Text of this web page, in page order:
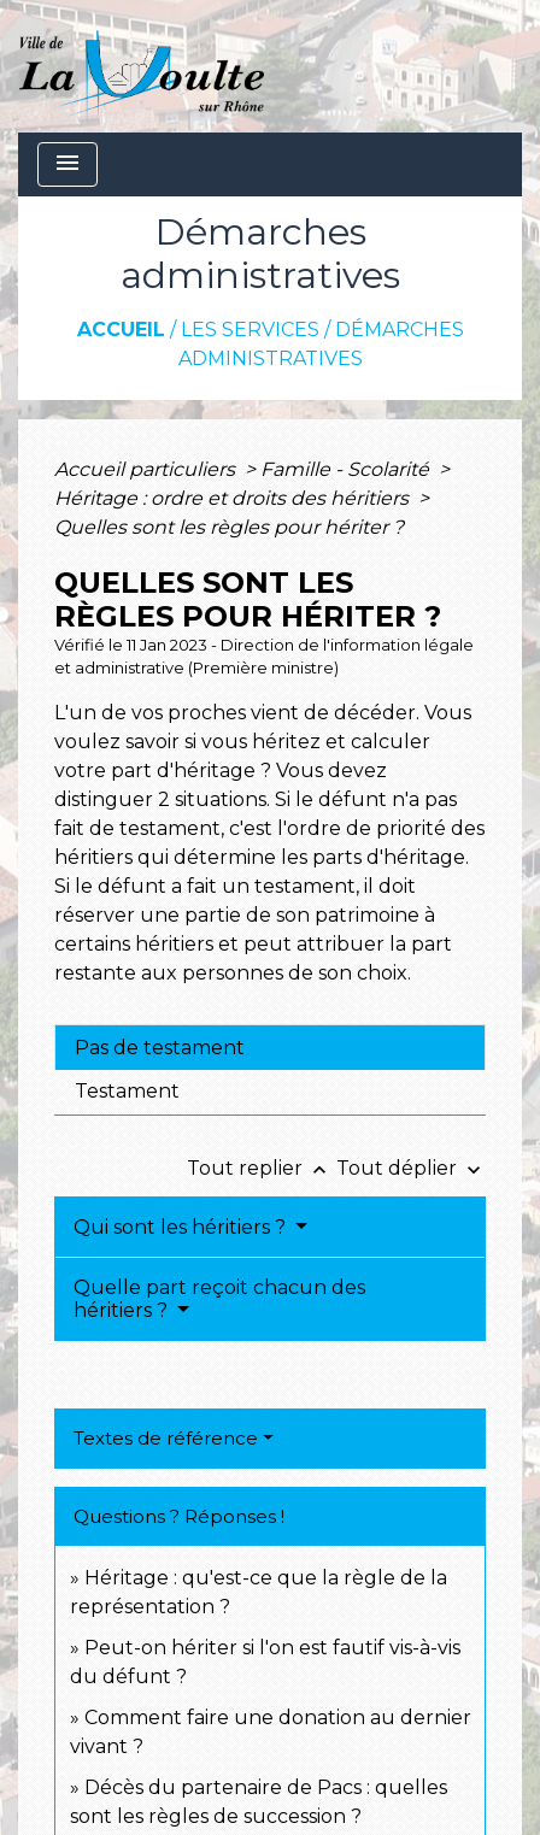
menu
Démarches
administratives
ACCUEIL / LES SERVICES / DÉMARCHES
ADMINISTRATIVES
Accueil particuliers > Famille - Scolarité >
Héritage : ordre et droits des héritiers >
Quelles sont les règles pour hériter ?
QUELLES SONT LES
RÈGLES POUR HÉRITER ?
Vérifié le 11 Jan 2023 - Direction de l'information légale
et administrative (Première ministre)
L'un de vos proches vient de décéder. Vous
voulez savoir si vous héritez et calculer
votre part d'héritage ? Vous devez
distinguer 2 situations. Si le défunt n'a pas
fait de testament, c'est l'ordre de priorité des
héritiers qui détermine les parts d'héritage.
Si le défunt a fait un testament, il doit
réserver une partie de son patrimoine à
certains héritiers et peut attribuer la part
restante aux personnes de son choix.
Pas de testament
Testament
Tout replier keyboard_arrow_up Tout déplier keyboard_arrow_down
Qui sont les héritiers ?
Quelle part reçoit chacun des
héritiers ?
Textes de référence
Questions ? Réponses !
Héritage : qu'est-ce que la règle de la
représentation ?
Peut-on hériter si l'on est fautif vis-à-vis
du défunt ?
Comment faire une donation au dernier
vivant ?
Décès du partenaire de Pacs : quelles
sont les règles de succession ?